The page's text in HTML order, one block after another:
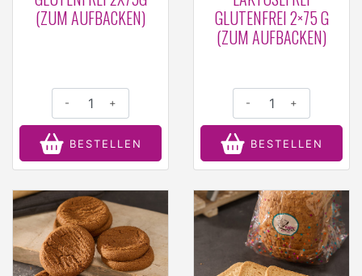
(ZUM AUFBACKEN)
- +
BESTELLEN
GLUTENFREI 2×75 G
(ZUM AUFBACKEN)
- +
BESTELLEN